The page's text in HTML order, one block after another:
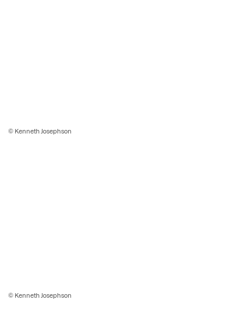
© Kenneth Josephson
© Kenneth Josephson